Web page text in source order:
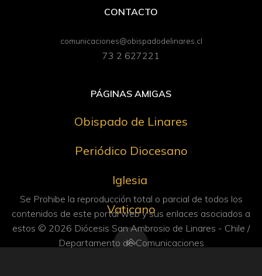
CONTACTO
comunicaciones@obispadodelinares.cl
73 2 627221
PÁGINAS AMIGAS
Obispado de Linares
Periódico Diocesano
Iglesia
Vaticano
Se Prohibe la reproducción total o parcial de todos los
contenidos de este portal web y sus enlaces asociados a
estos © 2026 Diócesis San Ambrosio de Linares - Chile /
Departamento de Comunicaciones